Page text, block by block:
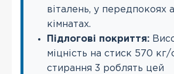
віталень, у передпокоях
кімнатах.
Підлогові покриття:
міцність на стиск 570
стирання 3 роблять цей